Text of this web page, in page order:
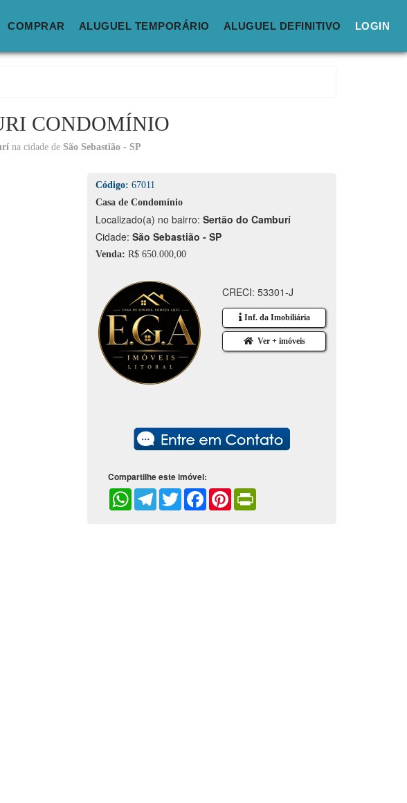
COMPRAR ALUGUEL TEMPORÁRIO ALUGUEL DEFINITIVO LOGIN
CONDOMÍNIO
na cidade de São Sebastião - SP
Código: 67011
Casa de Condomínio
Localizado(a) no bairro: Sertão do Camburí
Cidade: São Sebastião - SP
Venda: R$ 650.000,00
CRECI: 53301-J
Inf. da Imobiliária
Ver + imóveis
Compartilhe este imóvel:
WhatsAppTelegramTwitterFacebookPinterest